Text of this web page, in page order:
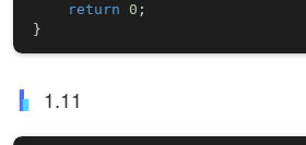
return 0 ;
}
1.11